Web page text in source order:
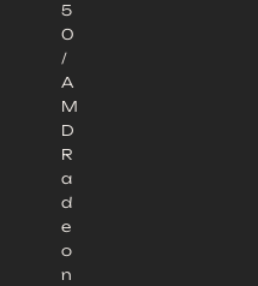
5
0
/
A
M
D
R
a
d
e
o
n